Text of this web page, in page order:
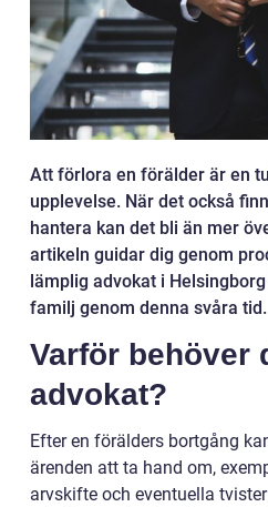
Att förlora en förälder är en
upplevelse. När det också
hantera kan det bli än mer
artikeln guidar dig genom
lämplig advokat i
familj genom denna svåra tid.
Varför behöver
advokat?
Efter en förälders bortgång
ärenden att ta hand om,
arvskifte och eventuella